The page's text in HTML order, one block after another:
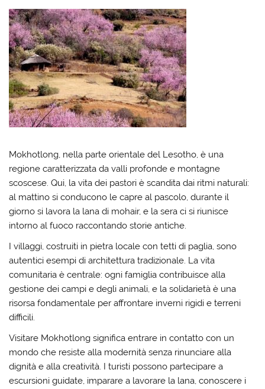
Mokhotlong, nella parte orientale del Lesotho, è una
regione caratterizzata da valli profonde e montagne
scoscese. Qui, la vita dei pastori è scandita dai ritmi naturali:
al mattino si conducono le capre al pascolo, durante il
giorno si lavora la lana di mohair, e la sera ci si riunisce
intorno al fuoco raccontando storie antiche.
I villaggi, costruiti in pietra locale con tetti di paglia, sono
autentici esempi di architettura tradizionale. La vita
comunitaria è centrale: ogni famiglia contribuisce alla
gestione dei campi e degli animali, e la solidarietà è una
risorsa fondamentale per affrontare inverni rigidi e terreni
difficili.
Visitare Mokhotlong significa entrare in contatto con un
mondo che resiste alla modernità senza rinunciare alla
dignità e alla creatività. I turisti possono partecipare a
escursioni guidate, imparare a lavorare la lana, conoscere i